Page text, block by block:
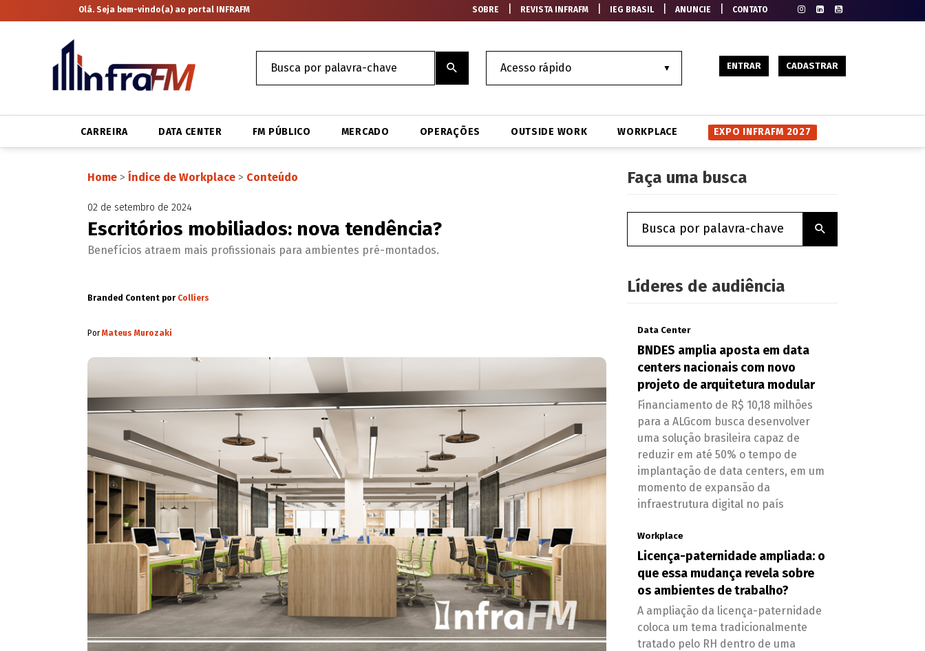
Olá. Seja bem-vindo(a) ao portal INFRAFM SOBRE REVISTA INFRAFM IEG BRASIL|ANUNCIE CONTATO
ENTRAR CADASTRAR
CARREIRA DATA CENTER FM PÚBLICO MERCADO OPERAÇÕES OUTSIDE WORK WORKPLACE EXPO INFRAFM 2027
Home> Índice de Workplace> Conteúdo
02 de setembro de 2024
Escritórios mobiliados: nova tendência?
Benefícios atraem mais profissionais para ambientes pré-montados.
Branded Content por Colliers
PorMateus Murozaki
Faça uma busca
Líderes de audiência
Data Center
BNDES amplia aposta em data
centers nacionais com novo
projeto de arquitetura modular
Financiamento de R$ 10,18 milhões
para a ALGcom busca desenvolver
uma solução brasileira capaz de
reduzir em até 50% o tempo de
implantação de data centers, em um
momento de expansão da
infraestrutura digital no país
Workplace
Licença-paternidade ampliada: o
que essa mudança revela sobre
os ambientes de trabalho?
A ampliação da licença-paternidade
coloca um tema tradicionalmente
tratado pelo RH dentro de uma